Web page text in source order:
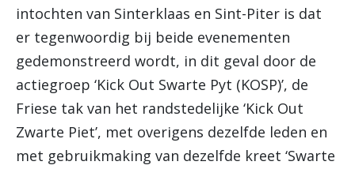
intochten van Sinterklaas en Sint-Piter is dat
er tegenwoordig bij beide evenementen
gedemonstreerd wordt, in dit geval door de
actiegroep ‘Kick Out Swarte Pyt (KOSP)’, de
Friese tak van het randstedelijke ‘Kick Out
Zwarte Piet’, met overigens dezelfde leden en
met gebruikmaking van dezelfde kreet ‘Swarte